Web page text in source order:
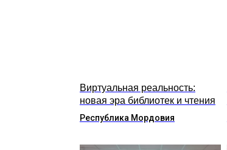
Виртуальная реальность:
новая эра библиотек и чтения
Республика Мордовия